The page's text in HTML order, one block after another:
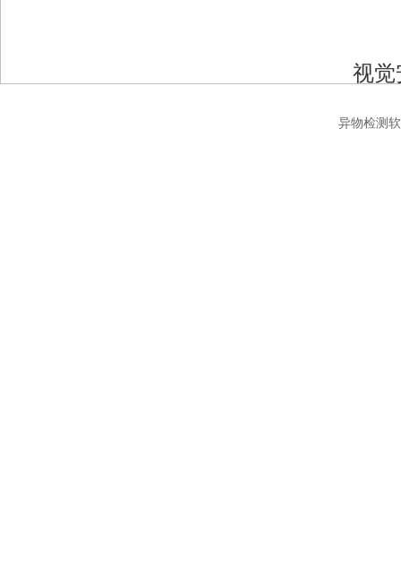
视觉
异物检测